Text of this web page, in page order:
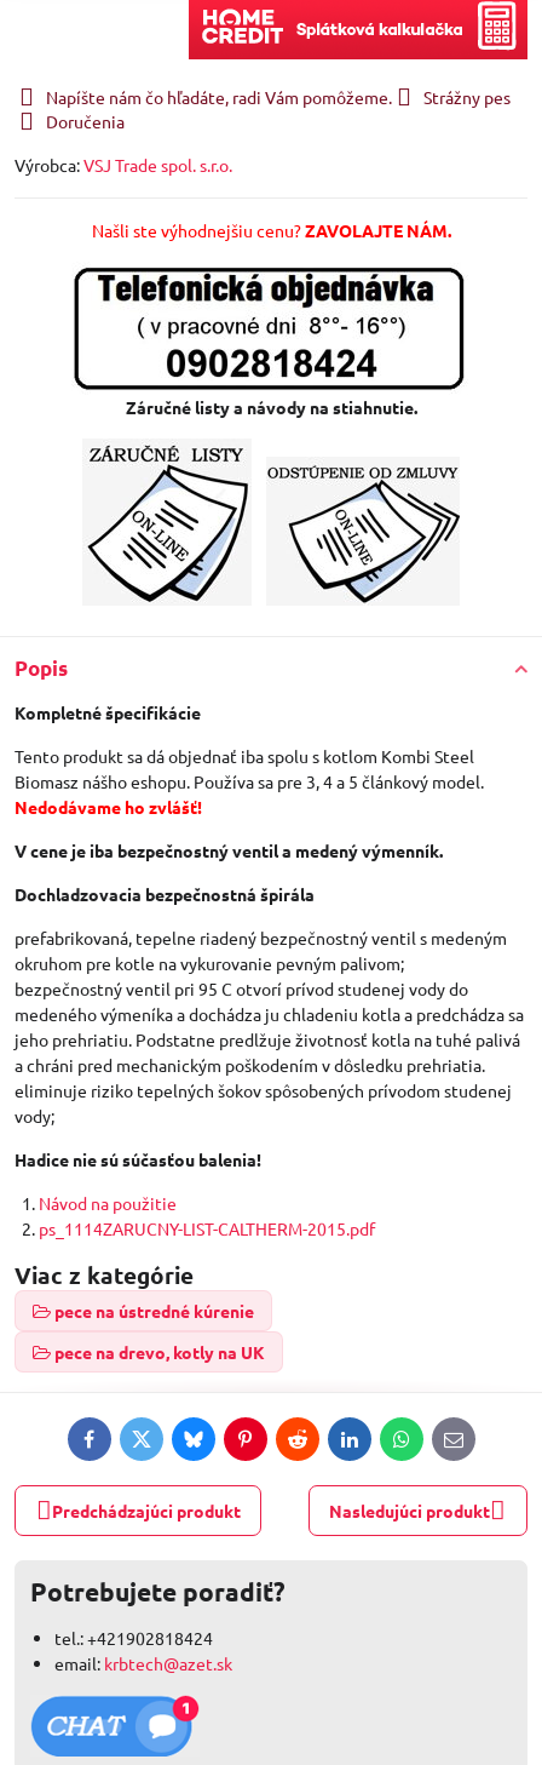
Napíšte nám čo hľadáte, radi Vám pomôžeme.
Strážny pes
Doručenia
Výrobca:VSJ Trade spol. s.r.o.
Našli ste výhodnejšiu cenu?ZAVOLAJTE NÁM.
Záručné listy a návody na stiahnutie.
Popis
Kompletné špecifikácie
Tento produkt sa dá objednať iba spolu s kotlom Kombi Steel
Biomasz nášho eshopu. Používa sa pre 3, 4 a 5 článkový model.
Nedodávame ho zvlášť!
V cene je iba bezpečnostný ventil a medený výmenník.
Dochladzovacia bezpečnostná špirála
prefabrikovaná, tepelne riadený bezpečnostný ventil s medeným
okruhom pre kotle na vykurovanie pevným palivom;
bezpečnostný ventil pri 95 C otvorí prívod studenej vody do
medeného výmeníka a dochádza ju chladeniu kotla a predchádza sa
jeho prehriatiu. Podstatne predlžuje životnosť kotla na tuhé palivá
a chráni pred mechanickým poškodením v dôsledku prehriatia.
eliminuje riziko tepelných šokov spôsobených prívodom studenej
vody;
Hadice nie sú súčasťou balenia!
Návod na použitie
ps_1114ZARUCNY-LIST-CALTHERM-2015.pdf
Viac z kategórie
pece na ústredné kúrenie
pece na drevo, kotly na UK
FacebookTwitterBlueskyPinterestRedditLinkedInWhatsApp
E-
mail
Predchádzajúci produkt Nasledujúci produkt
Potrebujete poradiť?
tel.: +421902818424
email: krbtech@azet.sk